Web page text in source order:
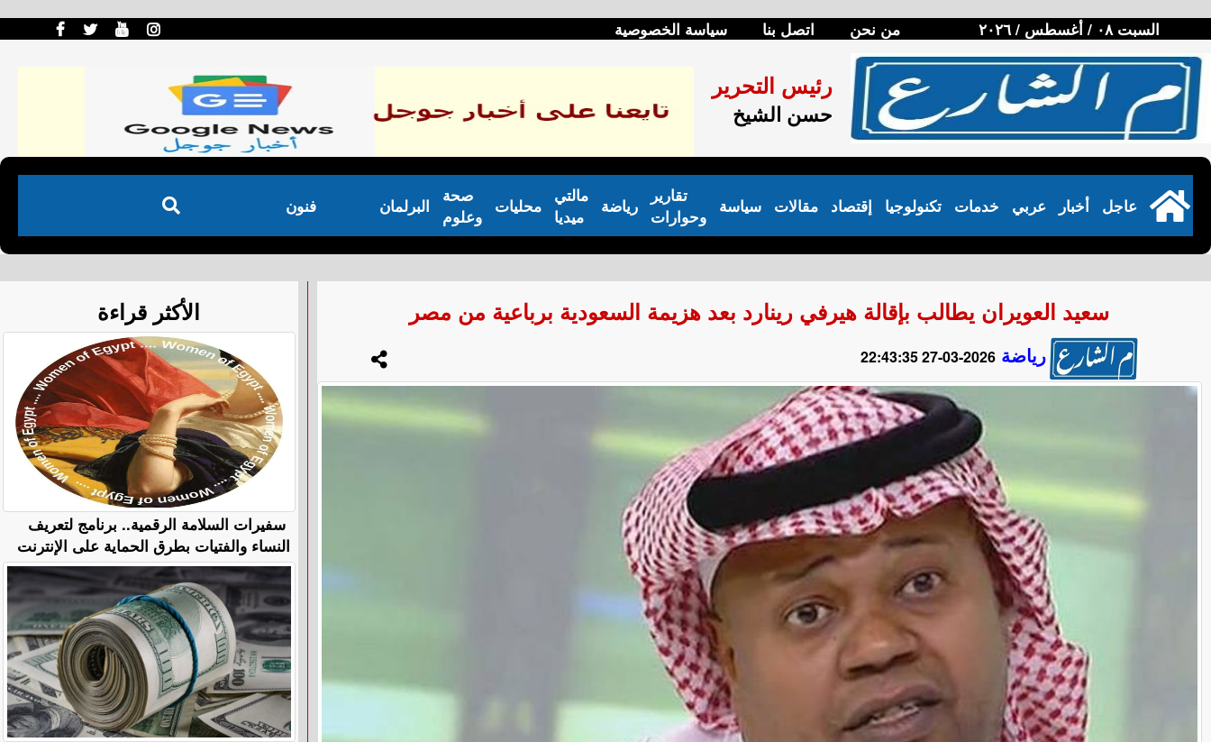
السبت ٠٨ / أغسطس / ٢٠٢٦ من نحن اتصل بنا سياسة الخصوصية
رئيس التحرير
حسن الشيخ
فنون البرلمان
صحة
وعلوم
محليات
مالتي
ميديا
رياضة
تقارير
وحوارات
سياسة مقالات إقتصاد تكنولوجيا خدمات عربي أخبار عاجل
سعيد العويران يطالب بإقالة هيرفي رينارد بعد هزيمة السعودية برباعية من مصر
رياضة 2026-03-27 22:43:35
الأكثر قراءة
سفيرات السلامة الرقمية.. برنامج لتعريف
النساء والفتيات بطرق الحماية على الإنترنت